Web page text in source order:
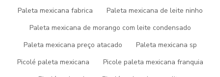
Paleta mexicana fabrica
Paleta mexicana de leite ninho
Paleta mexicana de morango com leite condensado
Paleta mexicana preço atacado
Paleta mexicana sp
Picolé paleta mexicana
Picole paleta mexicana franquia
Estratégias para Sucesso no
Negócio de Sorvetes
podem impulsionar ainda mais o seu negócio de sorvetes. Invista